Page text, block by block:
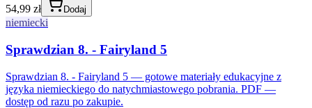
54,99 zł
Dodaj
niemiecki
Sprawdzian 8. - Fairyland 5
Sprawdzian 8. - Fairyland 5 — gotowe materiały edukacyjne z
języka niemieckiego do natychmiastowego pobrania. PDF —
dostęp od razu po zakupie.